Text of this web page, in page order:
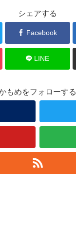
シェアする
Facebook
LINE
もめをフォローする